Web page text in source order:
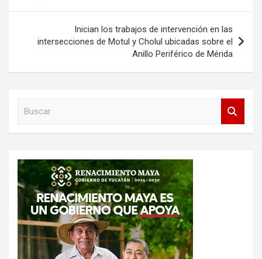
entradas
Inician los trabajos de intervención en las
intersecciones de Motul y Cholul ubicadas sobre el
Anillo Periférico de Mérida
r